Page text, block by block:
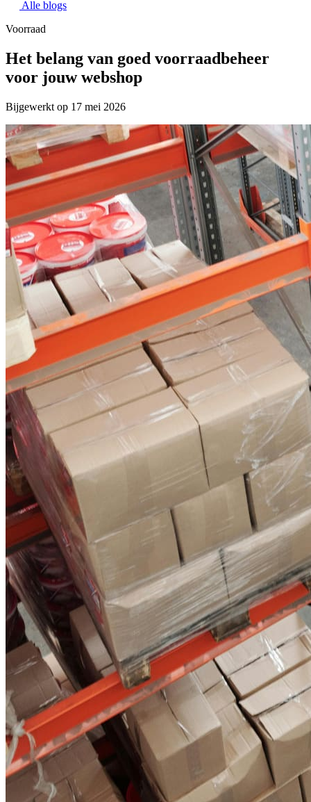
Alle blogs
Voorraad
Het belang van goed voorraadbeheer
voor jouw webshop
Bijgewerkt op 17 mei 2026